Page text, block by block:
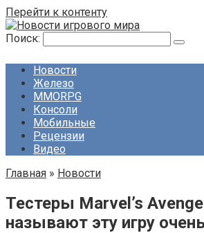
Перейти к контенту
Поиск:
Новости
Железо
MMORPG
Консоли
Мобильные
Рецензии
Видео
Главная » Новости
Тестеры Marvel’s
называют эту игру